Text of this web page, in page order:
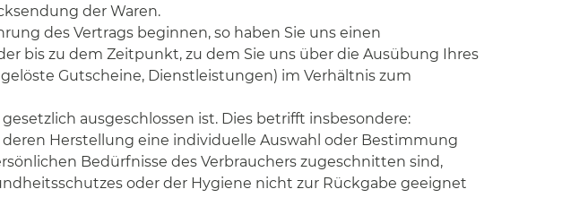
der Waren.
des Vertrags beginnen, so haben Sie uns einen
bis zu dem Zeitpunkt, zu dem Sie uns über die Ausübung Ihres
Gutscheine, Dienstleistungen) im Verhältnis zum
ausgeschlossen ist. Dies betrifft insbesondere:
Herstellung eine individuelle Auswahl oder Bestimmung
Bedürfnisse des Verbrauchers zugeschnitten sind,
oder der Hygiene nicht zur Rückgabe geeignet